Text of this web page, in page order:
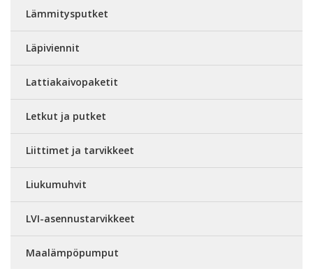
Lämmitysputket
Läpiviennit
Lattiakaivopaketit
Letkut ja putket
Liittimet ja tarvikkeet
Liukumuhvit
LVI-asennustarvikkeet
Maalämpöpumput